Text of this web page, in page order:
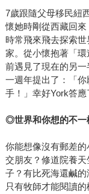
7歲跟隨父母移民紐
懷她時剛從西藏回
時常飛來飛去探索
家。從小懷抱著「
前遇見了現在的另
一週年提出了：「
手！」幸好York答
◎世界和你想的不一
你能想像沒有郵差
交朋友？修道院養
子？有比死海還鹹
只有牧師才能閱讀